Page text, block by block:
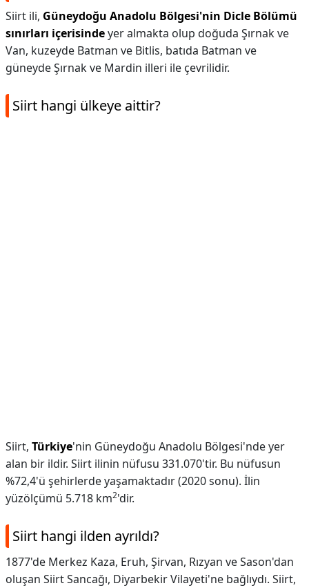
Siirt ili, Güneydoğu Anadolu Bölgesi'nin Dicle Bölümü
sınırları içerisindeyer almakta olup doğuda Şırnak ve
Van, kuzeyde Batman ve Bitlis, batıda Batman ve
güneyde Şırnak ve Mardin illeri ile çevrilidir.
Siirt hangi ülkeye aittir?
Siirt, Türkiye'nin Güneydoğu Anadolu Bölgesi'nde yer
alan bir ildir. Siirt ilinin nüfusu 331.070'tir. Bu nüfusun
%72,4'ü şehirlerde yaşamaktadır (2020 sonu). İlin
yüzölçümü 5.718 km2'dir.
Siirt hangi ilden ayrıldı?
1877'de Merkez Kaza, Eruh, Şirvan, Rızyan ve Sason'dan
oluşan Siirt Sancağı, Diyarbekir Vilayeti'ne bağlıydı. Siirt,